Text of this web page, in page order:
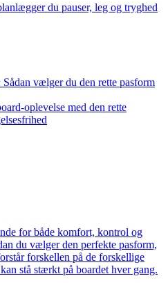
du pauser, leg og tryghed
vælger du den rette pasform
oplevelse med den rette
for både komfort, kontrol og
du vælger den perfekte pasform,
forskellen på de forskellige
stå stærkt på boardet hver gang.